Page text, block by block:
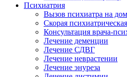
Психиатрия
Вызов психиатра на дом
Скорая
Консультация врача-
Лечение деменции
Лечение СДВГ
Лечение неврастении
Лечение энуреза